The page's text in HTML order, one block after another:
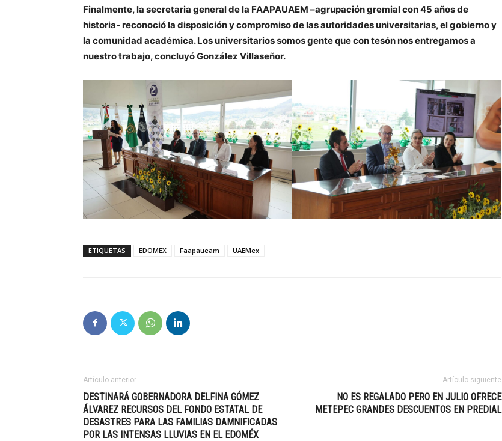
Finalmente, la secretaria general de la FAAPAUAEM –agrupación gremial con 45 años de
historia- reconoció la disposición y compromiso de las autoridades universitarias, el gobierno y
la comunidad académica. Los universitarios somos gente que con tesón nos entregamos a
nuestro trabajo, concluyó González Villaseñor.
ETIQUETAS EDOMEX Faapaueam UAEMex
Artículo anterior
DESTINARÁ GOBERNADORA DELFINA GÓMEZ
ÁLVAREZ RECURSOS DEL FONDO ESTATAL DE
DESASTRES PARA LAS FAMILIAS DAMNIFICADAS
POR LAS INTENSAS LLUVIAS EN EL EDOMÉX
Artículo siguiente
NO ES REGALADO PERO EN JULIO OFRECE
METEPEC GRANDES DESCUENTOS EN PREDIAL